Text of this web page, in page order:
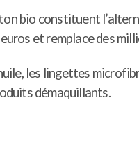
bio constituent
et remplace des
les lingettes
démaquillants.